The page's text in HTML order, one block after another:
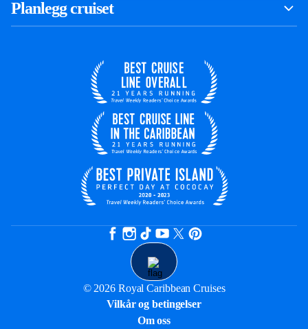
Planlegg cruiset
© 2026 Royal Caribbean Cruises
Vilkår og betingelser
Om oss